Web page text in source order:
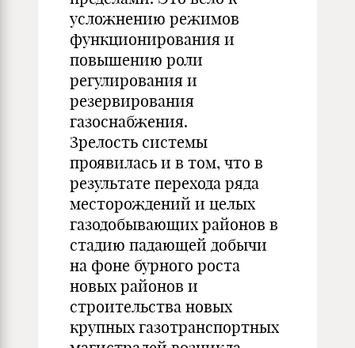
усложнению режимов
функционирования и
повышению роли
регулирования и
резервирования
газоснабжения.
Зрелость системы
проявилась и в том, что в
результате перехода ряда
месторождений и целых
газодобывающих районов в
стадию падающей добычи
на фоне бурного роста
новых районов и
строительства новых
крупных газотранспортных